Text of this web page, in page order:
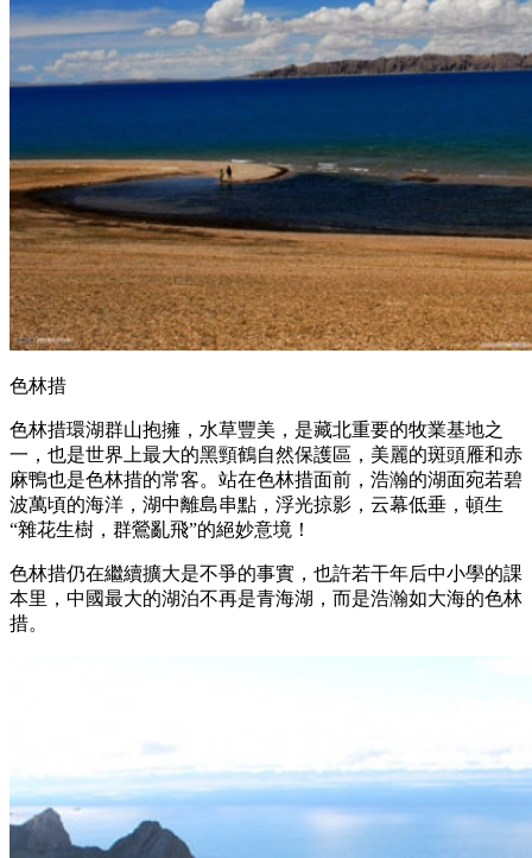
色林措
色林措環湖群山抱擁，水草豐美，是藏北重要的牧業基地之
一，也是世界上最大的黑頸鶴自然保護區，美麗的斑頭雁和赤
麻鴨也是色林措的常客。站在色林措面前，浩瀚的湖面宛若碧
波萬頃的海洋，湖中離島串點，浮光掠影，云幕低垂，頓生
“雜花生樹，群鶯亂飛”的絕妙意境！
色林措仍在繼續擴大是不爭的事實，也許若干年后中小學的課
本里，中國最大的湖泊不再是青海湖，而是浩瀚如大海的色林
措。